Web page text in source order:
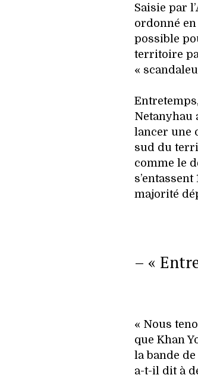
Saisie par
ordonné
possible
territoire
«
Netanyhau
lancer une
sud du
comme le
majorité
– «
« Nous
que Khan
la bande
a-t-il dit à